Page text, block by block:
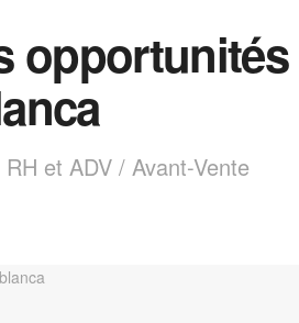
et ADV / Avant-Vente